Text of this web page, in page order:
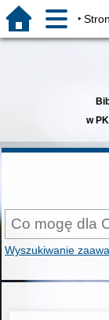
w
Wyszukiwanie